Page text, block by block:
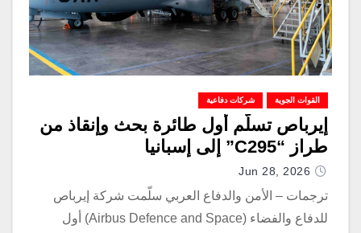
القوات الجوية شركات دفاعية
إيرباص تسلّم أول طائرة بحث وإنقاذ من
طراز “C295” إلى إسبانيا
Jun 28, 2026
ترجمات – الأمن والدفاع العربي سلّمت شركة إيرباص
للدفاع والفضاء (Airbus Defence and Space) أول